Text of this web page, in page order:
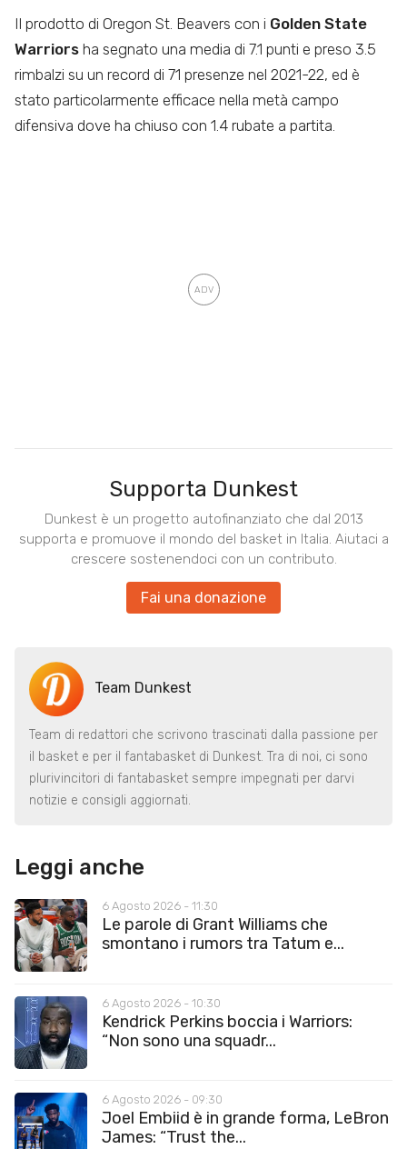
Il prodotto di Oregon St. Beavers con i Golden State
Warriors ha segnato una media di 7.1 punti e preso 3.5
rimbalzi su un record di 71 presenze nel 2021-22, ed è
stato particolarmente efficace nella metà campo
difensiva dove ha chiuso con 1.4 rubate a partita.
Supporta Dunkest
Dunkest è un progetto autofinanziato che dal 2013
supporta e promuove il mondo del basket in Italia. Aiutaci a
crescere sostenendoci con un contributo.
Fai una donazione
Team Dunkest
Team di redattori che scrivono trascinati dalla passione per
il basket e per il fantabasket di Dunkest. Tra di noi, ci sono
plurivincitori di fantabasket sempre impegnati per darvi
notizie e consigli aggiornati.
Leggi anche
6 Agosto 2026 - 11:30
Le parole di Grant Williams che
smontano i rumors tra Tatum e...
6 Agosto 2026 - 10:30
Kendrick Perkins boccia i Warriors:
“Non sono una squadr...
6 Agosto 2026 - 09:30
Joel Embiid è in grande forma, LeBron
James: “Trust the...